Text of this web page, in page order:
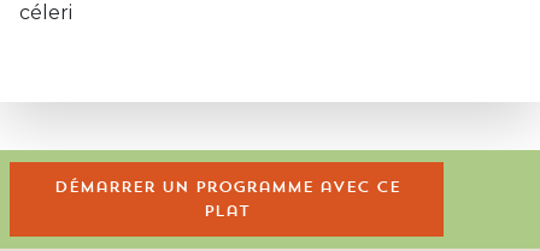
céleri
Démarrer un programme avec ce
plat